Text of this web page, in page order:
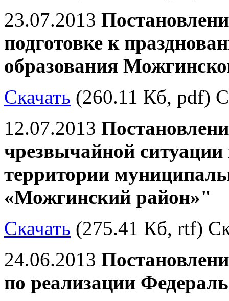
23.07.2013
подготовке к
образования
Скачать (260.11 Кб, pdf)
12.07.2013
чрезвычайной ситуации
территории
«Можгинский район»"
Скачать (275.41 Кб, rtf)
24.06.2013
по реализации